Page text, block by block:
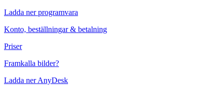
Ladda ner programvara
Konto, beställningar & betalning
Priser
Framkalla bilder?
Ladda ner AnyDesk